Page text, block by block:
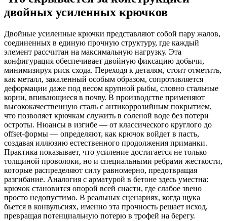
двойных усиленных крючков
Двойные усиленные крючки представляют собой пару жалов,
соединенных в единую прочную структуру, где каждый
элемент рассчитан на максимальную нагрузку. Эта
конфигурация обеспечивает двойную фиксацию добычи,
минимизируя риск схода. Переходя к деталям, стоит отметить,
как металл, закаленный особым образом, сопротивляется
деформации даже под весом крупной рыбы, словно стальные
корни, впивающиеся в почву. В производстве применяют
высококачественную сталь с антикоррозийным покрытием,
что позволяет крючкам служить в соленой воде без потери
остроты. Нюансы в изгибе — от классического круглого до
offset-формы — определяют, как крючок войдет в пасть,
создавая иллюзию естественного продолжения приманки.
Практика показывает, что усиление достигается не только
толщиной проволоки, но и специальными ребрами жесткости,
которые распределяют силу равномерно, предотвращая
разгибание. Аналогия с арматурой в бетоне здесь уместна:
крючок становится опорой всей снасти, где слабое звено
просто недопустимо. В реальных сценариях, когда щука
бьется в конвульсиях, именно эта прочность решает исход,
превращая потенциальную потерю в трофей на берегу.